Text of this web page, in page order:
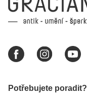
Potřebujete poradit?